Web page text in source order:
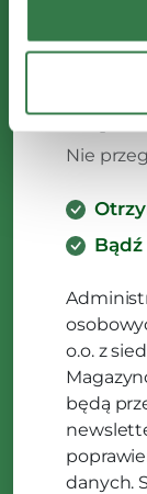
Nie
o.o. z
będą
danych.